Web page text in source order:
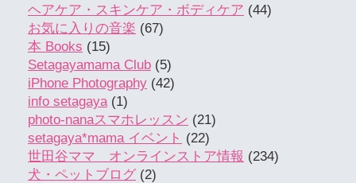
ヘアケア・スキンケア・ボディケア (44)
お気に入りの音楽 (67)
本 Books (15)
Setagayamama Club (5)
iPhone Photography (42)
info setagaya(1)
photo-nanaスマホレッスン (21)
setagaya*mama イベント (22)
世田谷ママ オンラインストア情報 (234)
犬・ペットブログ (2)